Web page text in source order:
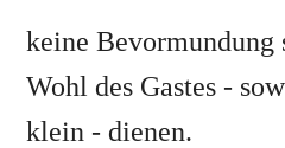
keine Bevormundung
Wohl des Gastes -
klein - dienen.